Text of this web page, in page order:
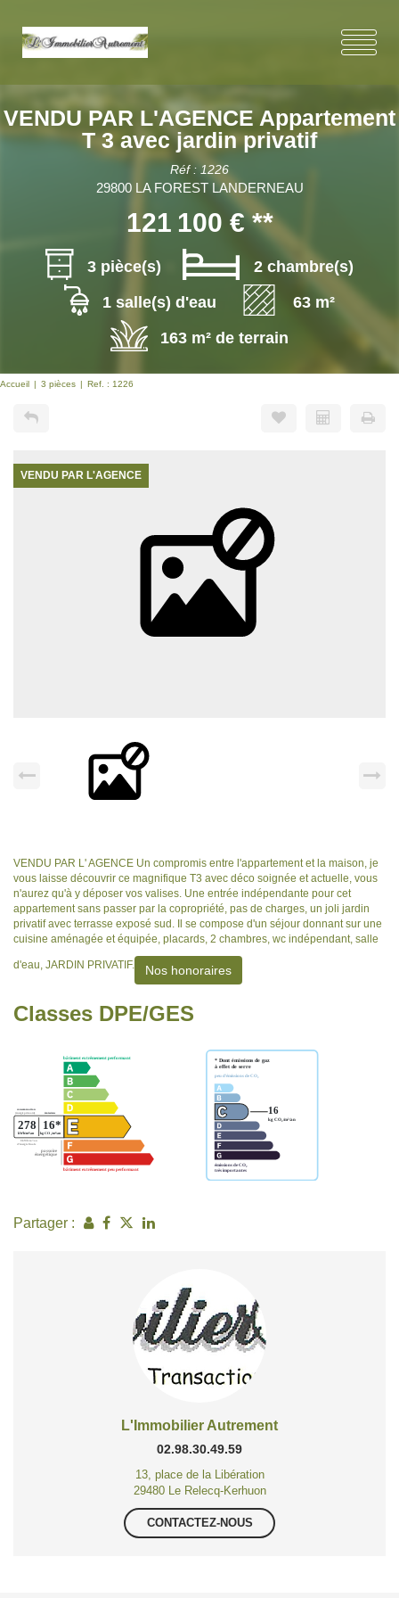
VENDU PAR L'AGENCE Appartement
T 3 avec jardin privatif
Réf : 1226
29800 LA FOREST LANDERNEAU
121 100 € **
3 pièce(s)
2 chambre(s)
1 salle(s) d'eau
63 m²
163 m² de terrain
Accueil 3 pièces Ref. : 1226
VENDU PAR L'AGENCE
VENDU PAR L' AGENCE Un compromis entre l'appartement et la maison, je
vous laisse découvrir ce magnifique T3 avec déco soignée et actuelle, vous
n'aurez qu'à y déposer vos valises. Une entrée indépendante pour cet
appartement sans passer par la copropriété, pas de charges, un joli jardin
privatif avec terrasse exposé sud. Il se compose d'un séjour donnant sur une
cuisine aménagée et équipée, placards, 2 chambres, wc indépendant, salle
d'eau, JARDIN PRIVATIF. Nos honoraires
Classes DPE/GES
Partager :
L'Immobilier Autrement
02.98.30.49.59
13, place de la Libération
29480 Le Relecq-Kerhuon
CONTACTEZ-NOUS